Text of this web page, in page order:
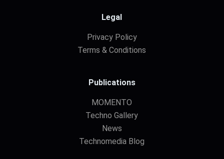
Legal
Privacy Policy
Terms & Conditions
Publications
MOMENTO
Techno Gallery
News
Technomedia Blog